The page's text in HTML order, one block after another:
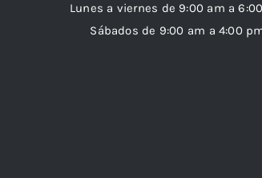
Lunes a viernes de 9:00 am a
Sábados de 9:00 am a 4:00